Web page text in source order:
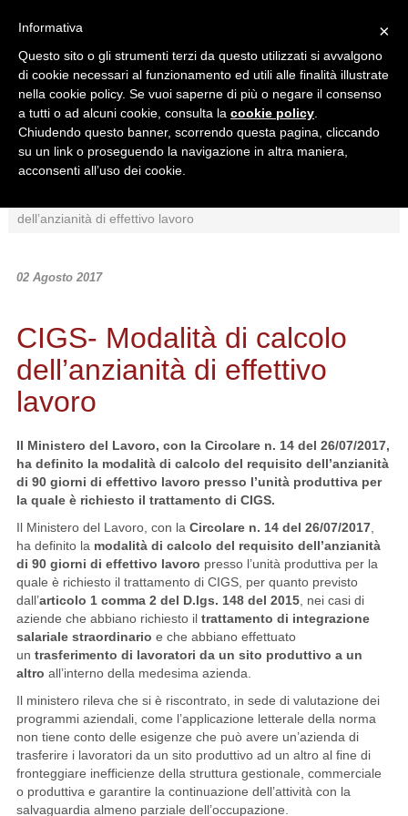
Ricerca in:
Sezione corrente
Tutto il sito
dell’anzianità di effettivo lavoro
02 Agosto 2017
CIGS- Modalità di calcolo
dell’anzianità di effettivo
lavoro
Il Ministero del Lavoro, con la Circolare n. 14 del 26/07/2017,
ha definito la modalità di calcolo del requisito dell’anzianità
di 90 giorni di effettivo lavoro presso l’unità produttiva per
la quale è richiesto il trattamento di CIGS.
Il Ministero del Lavoro, con la Circolare n. 14 del 26/07/2017,
ha definito la modalità di calcolo del requisito dell’anzianità
di 90 giorni di effettivo lavoro presso l’unità produttiva per la
quale è richiesto il trattamento di CIGS, per quanto previsto
dall’articolo 1 comma 2 del D.lgs. 148 del 2015, nei casi di
aziende che abbiano richiesto il trattamento di integrazione
salariale straordinario e che abbiano effettuato
un trasferimento di lavoratori da un sito produttivo a un
altro all’interno della medesima azienda.
Il ministero rileva che si è riscontrato, in sede di valutazione dei
programmi aziendali, come l’applicazione letterale della norma
non tiene conto delle esigenze che può avere un’azienda di
trasferire i lavoratori da un sito produttivo ad un altro al fine di
fronteggiare inefficienze della struttura gestionale, commerciale
o produttiva e garantire la continuazione dell’attività con la
salvaguardia almeno parziale dell’occupazione.
×
Informativa
Questo sito o gli strumenti terzi da questo utilizzati si avvalgono
di cookie necessari al funzionamento ed utili alle finalità illustrate
nella cookie policy. Se vuoi saperne di più o negare il consenso
a tutti o ad alcuni cookie, consulta la cookie policy
Chiudendo questo banner, scorrendo questa pagina, cliccando
su un link o proseguendo la navigazione in altra maniera,
acconsenti all’uso dei cookie.